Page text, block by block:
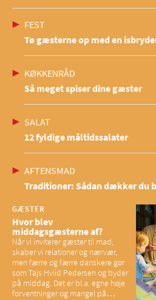
FEST
Tø gæsterne op med en
KØKKENRÅD
Så meget spiser dine gæster
SALAT
12 fyldige måltidssalater
AFTENSMAD
Traditioner: Sådan dækker du
GÆSTER
Hvor blev
middagsgæsterne af?
Når vi inviterer gæster til mad,
skaber vi relationer og nærvær,
men færre og færre danskere gør
som Tajs Hviid Pedersen og byder
på middag. Det er bl.a. egne høje
forventninger og mangel på